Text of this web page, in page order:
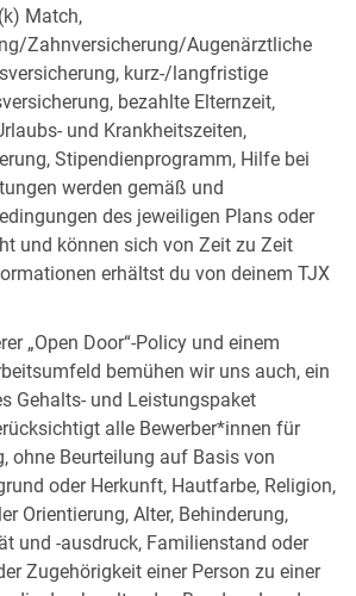
Match,
Zahnversicherung/Augenärztliche
kurz-/langfristige
bezahlte Elternzeit,
und Krankheitszeiten,
Stipendienprogramm, Hilfe bei
werden gemäß und
des jeweiligen Plans oder
und können sich von Zeit zu Zeit
erhältst du von deinem TJX
„Open Door“-Policy und einem
bemühen wir uns auch, ein
Gehalts- und Leistungspaket
alle Bewerber*innen für
ohne Beurteilung auf Basis von
oder Herkunft, Hautfarbe, Religion,
Orientierung, Alter, Behinderung,
und -ausdruck, Familienstand oder
Zugehörigkeit einer Person zu einer